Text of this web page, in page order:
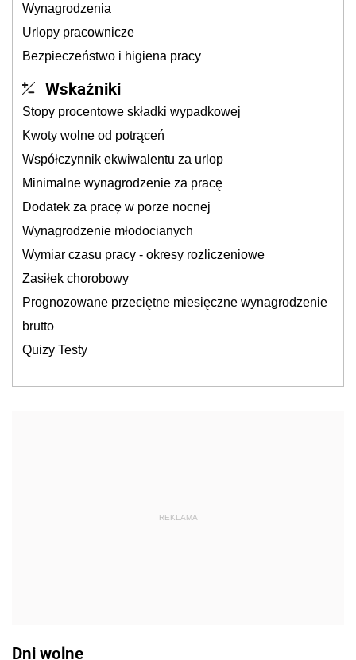
Wynagrodzenia
Urlopy pracownicze
Bezpieczeństwo i higiena pracy
Wskaźniki
Stopy procentowe składki wypadkowej
Kwoty wolne od potrąceń
Współczynnik ekwiwalentu za urlop
Minimalne wynagrodzenie za pracę
Dodatek za pracę w porze nocnej
Wynagrodzenie młodocianych
Wymiar czasu pracy - okresy rozliczeniowe
Zasiłek chorobowy
Prognozowane przeciętne miesięczne wynagrodzenie
brutto
Quizy Testy
REKLAMA
Dni wolne